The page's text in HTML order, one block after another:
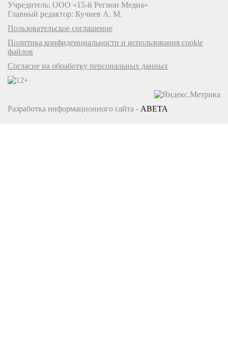
Учредитель: ООО «15-й Регион Медиа»
Главный редактор: Кучиев А. М.
Пользовательское соглашение
Политика конфиденциальности и использования cookie
файлов
Согласие на обработку персональных данных
Разработка информационного сайта - ABETA